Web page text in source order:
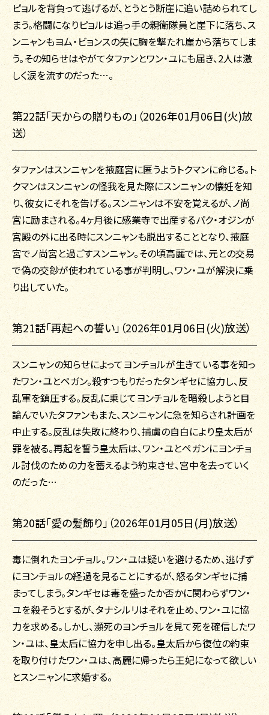
ピョルを背負って逃げるが、とうとう断崖に追い詰められてし
まう。格闘になりピョルは追っ手の親衛隊員と崖下に落ち、ス
ンニャンもヨム・ビョンスの矢に胸を撃たれ崖から落ちてしま
う。その知らせはやがてタファンとワン・ユにも届き、2人は激
しく涙を流すのだった…。
第22話「天からの贈りもの」（2026年01月06日(火)放
送）
タファンはスンニャンを掖庭宮に匿うようトクマンに命じる。ト
クマンはスンニャンの怪我を見た際にスンニャンの懐妊を知
り、彼女にそれを告げる。スンニャンは不安を覚えるが、ノ尚
宮に励まされる。4ヶ月後に感業寺で出産するパク・オジンが
宮殿の外に出る時にスンニャンも脱出することとなり、掖庭
宮でノ尚宮と過ごすスンニャン。その頃高麗では、元との交易
で偽の交鈔が使われている事が判明し、ワン・ユが解決に乗
り出していた。
第21話「再起への誓い」（2026年01月06日(火)放送）
スンニャンの知らせによってヨンチョルが生きている事を知っ
たワン・ユとペガン。殺すつもりだったタンギセに協力し、反
乱軍を鎮圧する。反乱に乗じてヨンチョルを暗殺しようと目
論んでいたタファンもまた、スンニャンに急を知らされ計画を
中止する。反乱は失敗に終わり、捕虜の自白により皇太后が
罪を被る。再起を誓う皇太后は、ワン・ユとペガンにヨンチョ
ル討伐のための力を蓄えるよう約束させ、宮中を去っていく
のだった…
第20話「愛の髪飾り」（2026年01月05日(月)放送）
毒に倒れたヨンチョル。ワン・ユは疑いを避けるため、逃げず
にヨンチョルの経過を見ることにするが、怒るタンギセに捕
まってしまう。タンギセは毒を盛ったか否かに関わらずワン・
ユを殺そうとするが、タナシルリはそれを止め、ワン・ユに協
力を求める。しかし、瀕死のヨンチョルを見て死を確信したワ
ン・ユは、皇太后に協力を申し出る。皇太后から復位の約束
を取り付けたワン・ユは、高麗に帰ったら王妃になって欲しい
とスンニャンに求婚する。